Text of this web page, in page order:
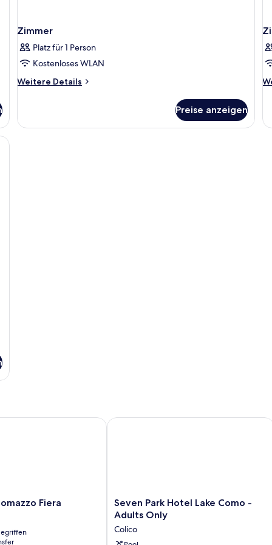
Zimmer
Platz für 1 Person
Kostenloses WLAN
Weitere Details
Weitere
Preise anzeigen
Fiera
Fiera
Seven
Park
Lake
Seven Park Hotel Lake Como -
Adults Only
Colico
Seven Park Hotel Lake Como - Adults